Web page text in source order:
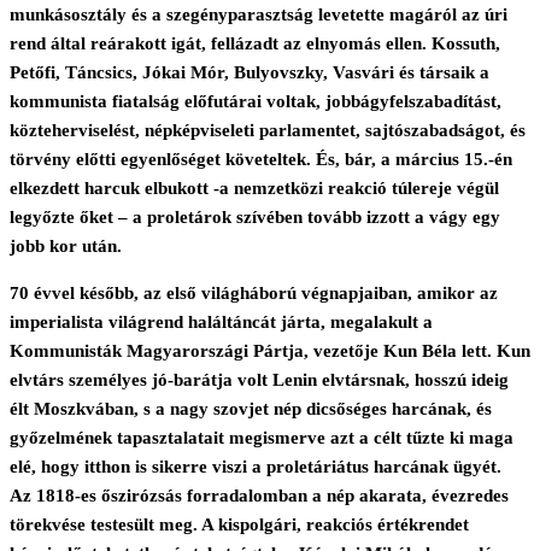
munkásosztály és a szegényparasztság levetette magáról az úri
rend által reárakott igát, fellázadt az elnyomás ellen. Kossuth,
Petőfi, Táncsics, Jókai Mór, Bulyovszky, Vasvári és társaik a
kommunista fiatalság előfutárai voltak, jobbágyfelszabadítást,
közteherviselést, népképviseleti parlamentet, sajtószabadságot, és
törvény előtti egyenlőséget követeltek. És, bár, a március 15.-én
elkezdett harcuk elbukott -a nemzetközi reakció túlereje végül
legyőzte őket – a proletárok szívében tovább izzott a vágy egy
jobb kor után.
70 évvel később, az első világháború végnapjaiban, amikor az
imperialista világrend haláltáncát járta, megalakult a
Kommunisták Magyarországi Pártja, vezetője Kun Béla lett. Kun
elvtárs személyes jó-barátja volt Lenin elvtársnak, hosszú ideig
élt Moszkvában, s a nagy szovjet nép dicsőséges harcának, és
győzelmének tapasztalatait megismerve azt a célt tűzte ki maga
elé, hogy itthon is sikerre viszi a proletáriátus harcának ügyét.
Az 1818-es őszirózsás forradalomban a nép akarata, évezredes
törekvése testesült meg. A kispolgári, reakciós értékrendet